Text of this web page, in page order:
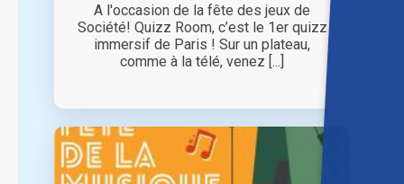
A l'occasion de la fête des jeux de
Société! Quizz Room, c’est le 1er quizz
immersif de Paris ! Sur un plateau,
comme à la télé, venez [...]